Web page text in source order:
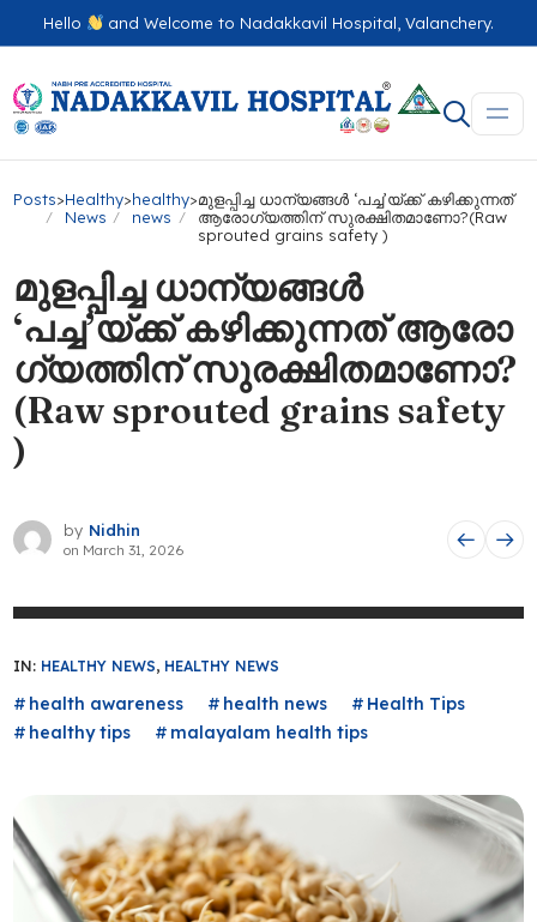
Hello and Welcome to Nadakkavil Hospital, Valanchery.
Posts>Healthy
News
>healthy
news
>മുളപ്പിച്ച ധാന്യങ്ങൾ ‘പച്ച’യ്ക്ക് കഴിക്കുന്നത്
ആരോ​ഗ്യത്തിന് സുരക്ഷിതമാണോ?(Raw
sprouted grains safety )
മുളപ്പിച്ച ധാന്യങ്ങൾ
‘പച്ച’യ്ക്ക് കഴിക്കുന്നത് ആരോ​
ഗ്യത്തിന് സുരക്ഷിതമാണോ?
(Raw sprouted grains safety
)
by Nidhin
on March 31, 2026
IN: HEALTHY NEWS, HEALTHY NEWS
health awareness health news
Health Tips
healthy tips
malayalam health tips